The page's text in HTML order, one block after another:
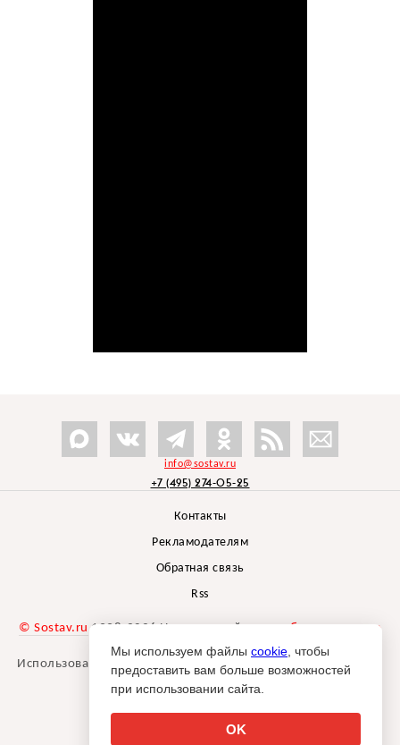
info@sostav.ru
+7 (495) 274-05-25
Контакты
Рекламодателям
Обратная связь
Rss
© Sostav.ru 1998-2026 Независимый проектбрендингового
агентства Depot
Использование материалов Sostav.ru допустимо только при
указании источника.
Мы используем файлы cookie , чтобы
предоставить вам больше возможностей
при использовании сайта.
OK